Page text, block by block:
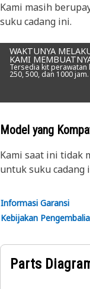
Kami masih
suku cadang ini.
WAKTUNYA
KAMI
Tersedia kit
250, 500, dan 1000 jam.
Model yang
Kami saat ini tidak
untuk suku cadang
Informasi Garansi
Kebijakan
Parts